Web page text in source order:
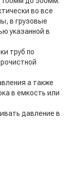
во все
в грузовые
указанной в
труб по
а также
в емкость или
давление в